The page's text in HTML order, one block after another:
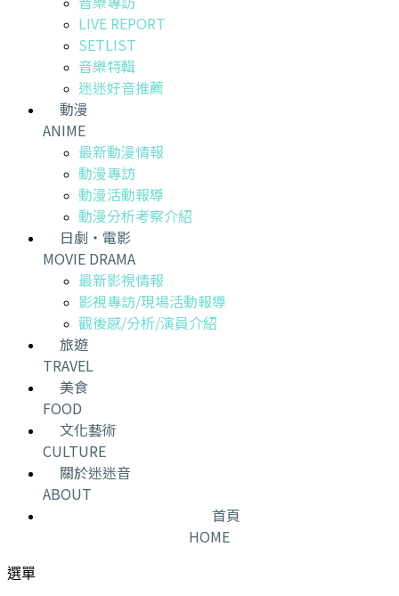
LIVE REPORT
SETLIST
音樂特輯
迷迷好音推薦
動漫
ANIME
最新動漫情報
動漫專訪
動漫活動報導
動漫分析考察介紹
日劇・電影
MOVIE DRAMA
最新影視情報
影視專訪/現場活動報導
觀後感/分析/演員介紹
旅遊
TRAVEL
美食
FOOD
文化藝術
CULTURE
關於迷迷音
ABOUT
首頁
HOME
選單